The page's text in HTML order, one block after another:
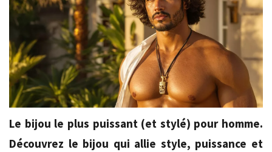
Le bijou le plus puissant (et stylé) pour homme.
Découvrez le bijou qui allie style, puissance et